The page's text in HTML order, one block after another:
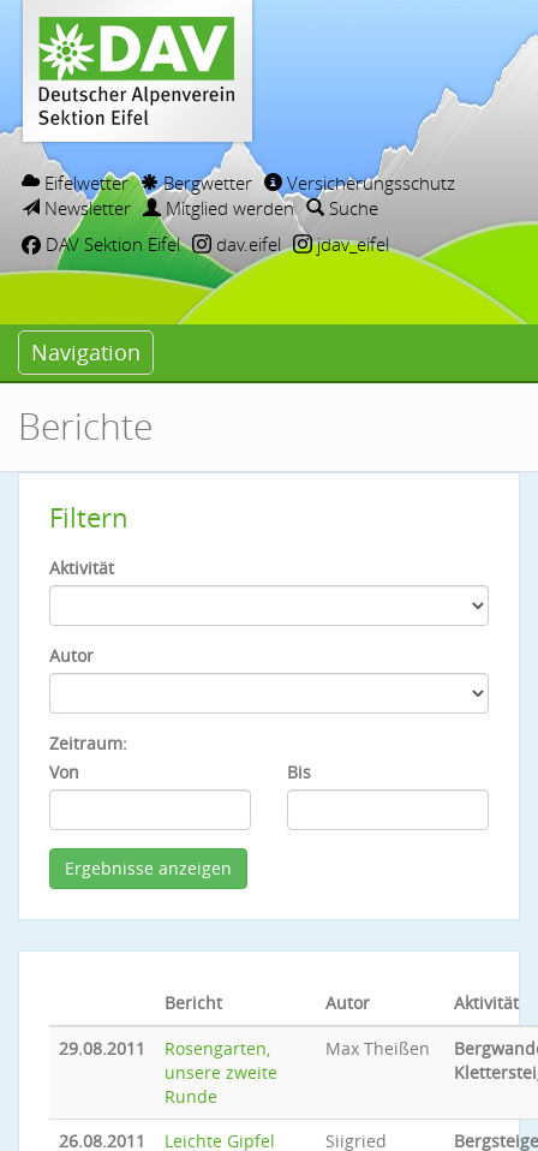
Eifelwetter Bergwetter
Versicherungsschutz
Newsletter
Mitglied werden
Suche
DAV Sektion Eifel
dav.eifel jdav_eifel
Navigation
Berichte
Filtern
Aktivität
Autor
Zeitraum:
Von
Bis
Bericht Autor
Aktivität
29.08.2011
Rosengarten,
unsere zweite
Runde
Max Theißen
26.08.2011
Leichte Gipfel
Siigried